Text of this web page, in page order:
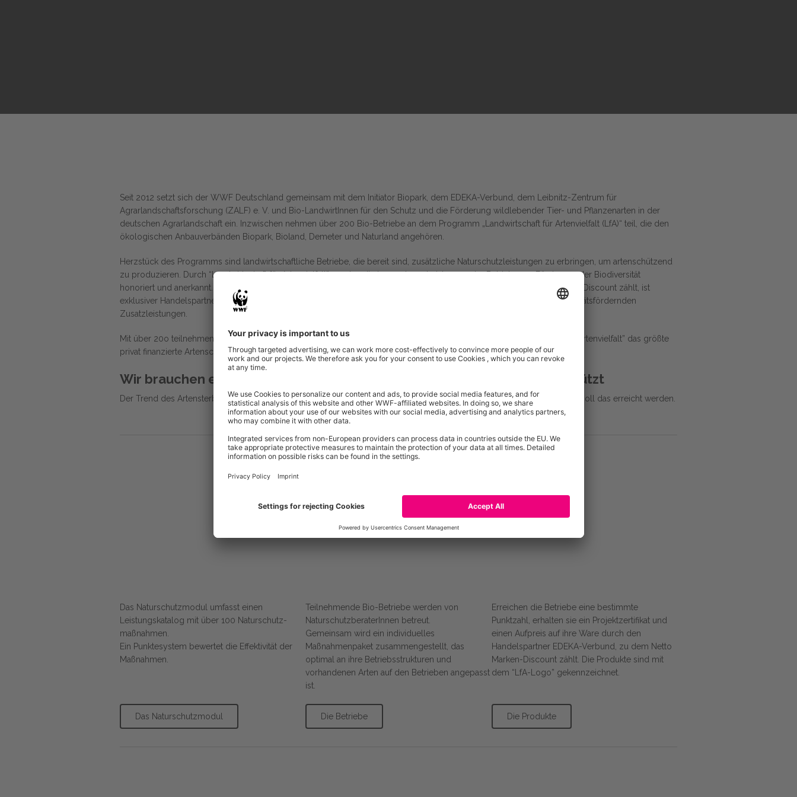
Seit 2012 setzt sich der WWF Deutschland gemeinsam mit dem Initiator Biopark, dem EDEKA-Verbund, dem Leibnitz-Zentrum für
Agrarlandschaftsforschung (ZALF) e. V. und Bio-LandwirtInnen für den Schutz und die Förderung wildlebender Tier- und Pflanzenarten in der
deutschen Agrarlandschaft ein.
nzwischen nehmen über 200 Bio-Betriebe an dem Programm „Landwirtschaft für Artenvielfalt ( LfA)“ teil, die den
ökologischen Anbauverbänden Biopark, Bioland, Demeter und Naturland angehören.
Herzstück des Programms sind landwirtschaftliche Betriebe, die bereit sind, zusätzliche Naturschutzleistungen zu erbringen, um artenschützend
zu produzieren. Durch “Landwirtschaft für Artenvielfalt” werden die besonderen Leistungen der Betriebe zur Förderung der Biodiversität
honoriert und anerkannt.
Der EDEKA-Verbund, zu dem
auch Netto Marken-Discount zählt, ist
exklusiver Handelspartner vonLfA
ihre biodiversitätsfördernden
Zusatzleistungen
Mit über 20o teilnehmenden Betrieben und insgesamt über 53.000 ha landwirtschaftlicher Fläche ist “Landwirtschaft für Artenvielfalt” das größte
privat finanzierte Artenschutzprogramm in der deutschen Agrarlandschaft.
Wir brauchen eine Landwirtschaft, die aktiv Artenvielfalt fördert und schützt
Der Trend des Artensterbens muss gestoppt werden. Mit dem neuen Naturschutzmodul für den ökologischen Landbau soll das erreicht werden.
Das Naturschutzmodul umfasst einen
Leistungskatalog mit über 100 Naturschutz-
maßnahmen.
Ein Punktesystem bewertet die Effektivität der
Maßnahmen.
Das Naturschutzmodul
Teilnehmende Bio-Betriebe werden von
NaturschutzberaterInnen betreut.
Gemeinsam wird ein individuelles
Maßnahmenpaket zusammengestellt, das
optimal an ihre Betriebsstrukturen und
vorhandenen Arten auf den Betrieben angepasst
ist.
Die Betriebe
Erreichen die Betriebe eine bestimmte
Punktzahl, erhalten sie ein Projektzertifikat und
einen Aufpreis auf ihre Ware durch den
Handelspartner EDEKA-Verbund, zu dem Netto
Marken-Discount zählt. Die Produkte sind mit
dem “LfA-Logo” gekennzeichnet.
Die Produkte